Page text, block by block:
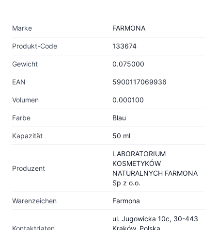
Marke FARMONA
Produkt-Code 133674
Gewicht 0.075000
EAN 5900117069936
Volumen 0.000100
Farbe Blau
Kapazität 50 ml
Produzent
LABORATORIUM
KOSMETYKÓW
NATURALNYCH FARMONA
Sp z o.o.
Warenzeichen Farmona
Kontaktdaten
ul. Jugowicka 10c, 30-443
Kraków, Polska,